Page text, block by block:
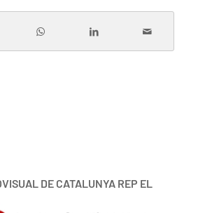
DE CATALUNYA REP EL